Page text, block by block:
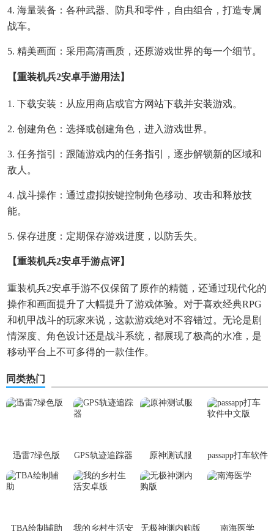
4. 海量装备：各种武器、防具和零件，自由组合，打造专属
战车。
5. 精美画面：采用高清画质，还原游戏世界的每一个细节。
【重装机兵2安卓手游用法】
1. 下载安装：从应用商店或官方网站下载并安装游戏。
2. 创建角色：选择或创建角色，进入游戏世界。
3. 任务指引：跟随游戏内的任务指引，逐步解锁新的区域和
敌人。
4. 战斗操作：通过虚拟按键控制角色移动、攻击和释放技
能。
5. 保存进度：定期保存游戏进度，以防丢失。
【重装机兵2安卓手游点评】
重装机兵2安卓手游不仅保留了原作的精髓，还通过现代化的
操作和画面提升了大幅提升了游戏体验。对于喜欢经典RPG
和机甲战斗的玩家来说，这款游戏绝对不容错过。无论是剧
情深度、角色设计还是战斗系统，都展现了极高的水准，是
移动平台上不可多得的一款佳作。
同类热门
迅雷7绿色版 GPS轨迹追踪器 原神测试服
passapp打车软件
中文版
TBA绘制辅助 我的乡村生活安 无极神渊内购版 南海医学